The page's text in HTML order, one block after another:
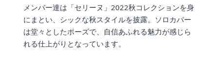
メンバー達は「セリーヌ」2022秋コレクションを身
にまとい、シックな秋スタイルを披露。ソロカバー
は堂々としたポーズで、自信あふれる魅力が感じら
れる仕上がりとなっています。